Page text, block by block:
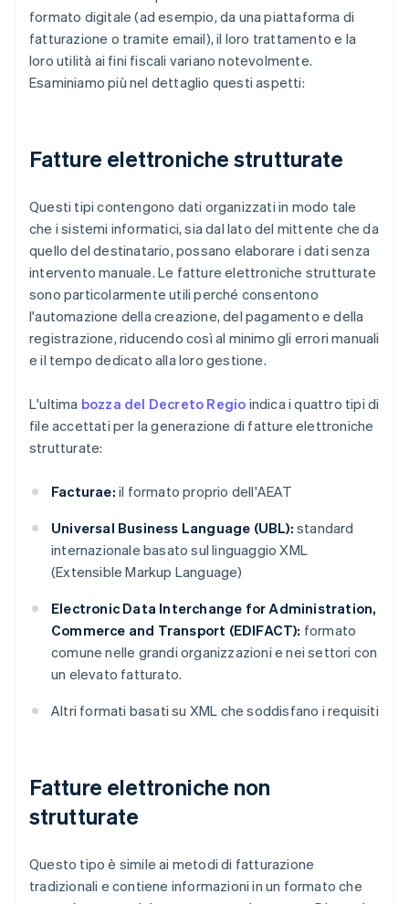
formato digitale (ad esempio, da una piattaforma di
fatturazione o tramite email), il loro trattamento e la
loro utilità ai fini fiscali variano notevolmente.
Esaminiamo più nel dettaglio questi aspetti:
Fatture elettroniche strutturate
Questi tipi contengono dati organizzati in modo tale
che i sistemi informatici, sia dal lato del mittente che da
quello del destinatario, possano elaborare i dati senza
intervento manuale. Le fatture elettroniche strutturate
sono particolarmente utili perché consentono
l'automazione della creazione, del pagamento e della
registrazione, riducendo così al minimo gli errori manuali
e il tempo dedicato alla loro gestione.
L'ultima bozza del Decreto Regio indica i quattro tipi di
file accettati per la generazione di fatture elettroniche
strutturate:
Facturae: il formato proprio dell'AEAT
Universal Business Language (UBL): standard
internazionale basato sul linguaggio XML
(Extensible Markup Language)
Electronic Data Interchange for Administration,
Commerce and Transport (EDIFACT): formato
comune nelle grandi organizzazioni e nei settori con
un elevato fatturato.
Altri formati basati su XML che soddisfano i requisiti
Fatture elettroniche non
strutturate
Questo tipo è simile ai metodi di fatturazione
tradizionali e contiene informazioni in un formato che